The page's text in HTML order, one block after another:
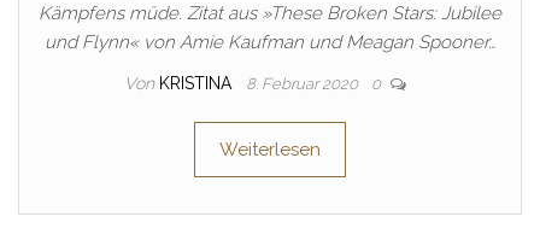
Kämpfens müde. Zitat aus »These Broken Stars: Jubilee
und Flynn« von Amie Kaufman und Meagan Spooner…
Von KRISTINA 8. Februar 2020 0
Weiterlesen